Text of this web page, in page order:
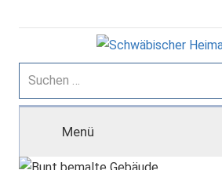
Inhalt
Schwäbischer
Heimatbund
Suchen
nach:
Menü